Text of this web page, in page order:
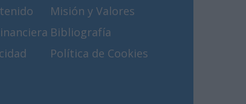
Misión y Valores
Bibliografía
Política de Cookies